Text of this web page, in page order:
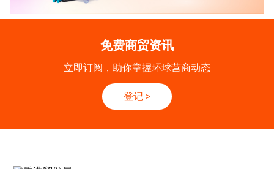
免费商贸资讯
立即订阅，助你掌握环球营商动态
登记 >